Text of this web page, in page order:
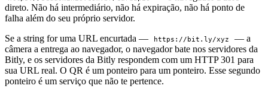
direto. Não há intermediário, não há expiração, não há ponto de
falha além do seu próprio servidor.
Se a string for uma URL encurtada —
https://bit.ly/xyz
— a
câmera a entrega ao navegador, o navegador bate nos servidores da
Bitly, e os servidores da Bitly respondem com um HTTP 301 para
sua URL real. O QR é um ponteiro para um ponteiro. Esse segundo
ponteiro é um serviço que não te pertence.